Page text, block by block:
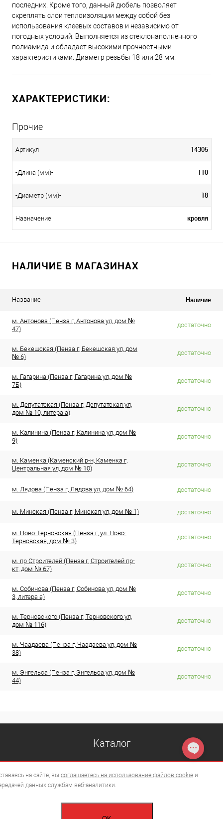
последних. Кроме того, данный дюбель позволяет
скреплять слои теплоизоляции между собой без
использования клеевых составов и независимо от
погодных условий. Выполняется из стеклонаполненного
полиамида и обладает высокими прочностными
характеристиками. Диаметр резьбы 18 или 28 мм.
ХАРАКТЕРИСТИКИ:
Прочие
Артикул 14305
-Длина (мм)- 110
-Диаметр (мм)- 18
Назначение кровля
НАЛИЧИЕ В МАГАЗИНАХ
Название Наличие
м. Антонова (Пенза г, Антонова ул, дом №
47)
достаточно
м. Бекешская (Пенза г, Бекешская ул, дом
№ 6)
достаточно
м. Гагарина (Пенза г, Гагарина ул, дом №
7Б)
достаточно
м. Депутатская (Пенза г, Депутатская ул,
дом № 10, литера а)
достаточно
м. Калинина (Пенза г, Калинина ул, дом №
9)
достаточно
м. Каменка (Каменский р-н, Каменка г,
Центральная ул, дом № 10)
достаточно
м. Лядова (Пенза г, Лядова ул, дом № 64) достаточно
м. Минская (Пенза г, Минская ул, дом № 1) достаточно
м. Ново-Терновская (Пенза г, ул. Ново-
Терновская, дом № 3)
достаточно
м. пр Строителей (Пенза г, Строителей пр-
кт, дом № 67)
достаточно
м. Собинова (Пенза г, Собинова ул, дом №
3, литера а)
достаточно
м. Терновского (Пенза г, Терновского ул,
дом № 116)
достаточно
м. Чаадаева (Пенза г, Чаадаева ул, дом №
38)
достаточно
м. Энгельса (Пенза г, Энгельса ул, дом №
44)
достаточно
Каталог
на сайте, вы соглашаетесь на использование файлов cookie и
данных службам веб-аналитики.